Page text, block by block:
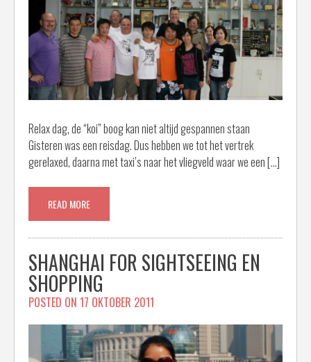
Relax dag, de “koi” boog kan niet altijd gespannen staan
Gisteren was een reisdag. Dus hebben we tot het vertrek
gerelaxed, daarna met taxi’s naar het vliegveld waar we een […]
READ MORE
SHANGHAI FOR SIGHTSEEING EN
SHOPPING
POSTED ON 17 OKTOBER 2011